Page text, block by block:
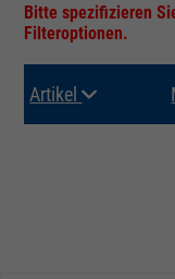
Bitte spezifizieren
Filteroptionen.
Artikel